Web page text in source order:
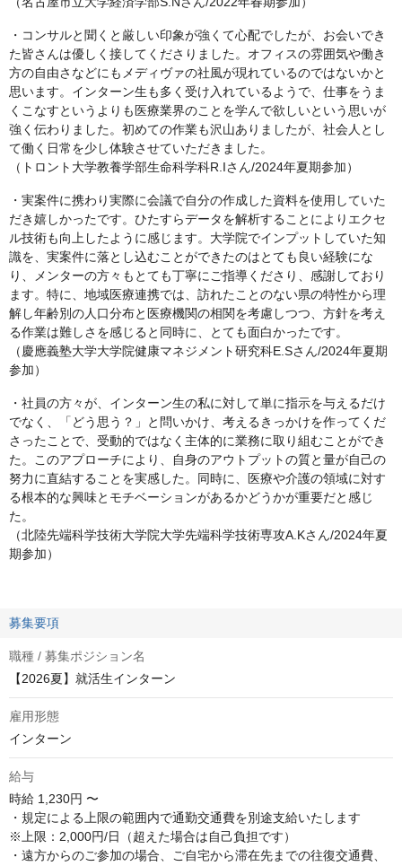
・コンサルと聞くと厳しい印象が強くて心配でしたが、お会いでき
た皆さんは優しく接してくださりました。オフィスの雰囲気や働き
方の自由さなどにもメディヴァの社風が現れているのではないかと
思います。インターン生も多く受け入れているようで、仕事をうま
くこなすというよりも医療業界のことを学んで欲しいという思いが
強く伝わりました。初めての作業も沢山ありましたが、社会人とし
て働く日常を少し体験させていただきました。
（トロント大学教養学部生命科学科R.Iさん/2024年夏期参加）
・実案件に携わり実際に会議で自分の作成した資料を使用していた
だき嬉しかったです。ひたすらデータを解析することによりエクセ
ル技術も向上したように感じます。大学院でインプットしていた知
識を、実案件に落とし込むことができたのはとても良い経験にな
り、メンターの方々もとても丁寧にご指導くださり、感謝しており
ます。特に、地域医療連携では、訪れたことのない県の特性から理
解し年齢別の人口分布と医療機関の相関を考慮しつつ、方針を考え
る作業は難しさを感じると同時に、とても面白かったです。
（慶應義塾大学大学院健康マネジメント研究科E.Sさん/2024年夏期
参加）
・社員の方々が、インターン生の私に対して単に指示を与えるだけ
でなく、「どう思う？」と問いかけ、考えるきっかけを作ってくだ
さったことで、受動的ではなく主体的に業務に取り組むことができ
た。このアプローチにより、自身のアウトプットの質と量が自己の
努力に直結することを実感した。同時に、医療や介護の領域に対す
る根本的な興味とモチベーションがあるかどうかが重要だと感じ
た。
（北陸先端科学技術大学院大学先端科学技術専攻A.Kさん/2024年夏
期参加）
募集要項
職種 / 募集ポジション名
【2026夏】就活生インターン
雇用形態
インターン
給与
時給 1,230円 〜
・規定による上限の範囲内で通勤交通費を別途支給いたします
※上限：2,000円/日（超えた場合は自己負担です）
・遠方からのご参加の場合、ご自宅から滞在先までの往復交通費、